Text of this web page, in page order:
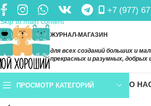
Skip to navigation
Skip to main content
+7 (977)
ЖУРНАЛ-МАГАЗИН
для всех созданий больших и
прекрасных и разумных, добрых
ПРОСМОТР КАТЕГОРИЙ О